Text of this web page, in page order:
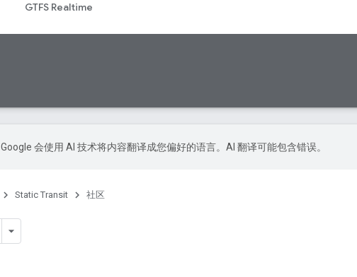
GTFS Realtime
Google 会使用 AI 技术将内容翻译成您偏好的语言。AI 翻译可能包含错误。
Static Transit 社区